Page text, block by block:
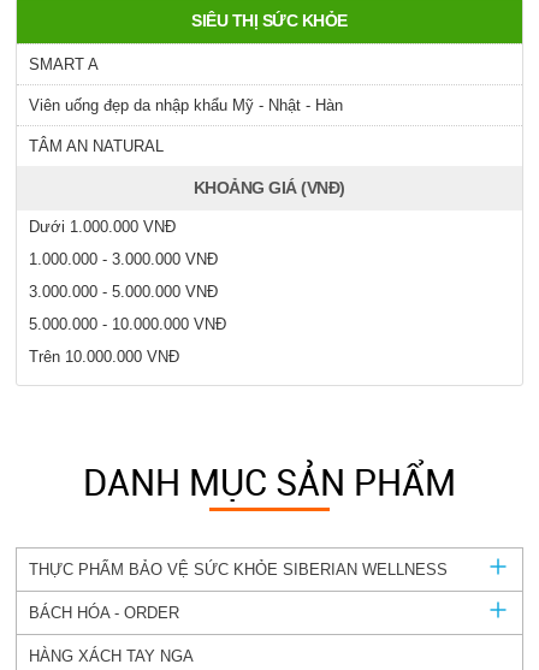
SIÊU THỊ SỨC KHỎE
SMART A
Viên uống đẹp da nhập khẩu Mỹ - Nhật - Hàn
TÂM AN NATURAL
KHOẢNG GIÁ (VNĐ)
Dưới 1.000.000 VNĐ
1.000.000 - 3.000.000 VNĐ
3.000.000 - 5.000.000 VNĐ
5.000.000 - 10.000.000 VNĐ
Trên 10.000.000 VNĐ
DANH MỤC SẢN PHẨM
THỰC PHẨM BẢO VỆ SỨC KHỎE SIBERIAN WELLNESS
BÁCH HÓA - ORDER
HÀNG XÁCH TAY NGA